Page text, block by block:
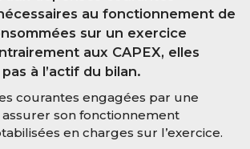
au fonctionnement de
sur un exercice
aux CAPEX, elles
à l’actif du bilan.
courantes engagées par une
son fonctionnement
en charges sur l’exercice.